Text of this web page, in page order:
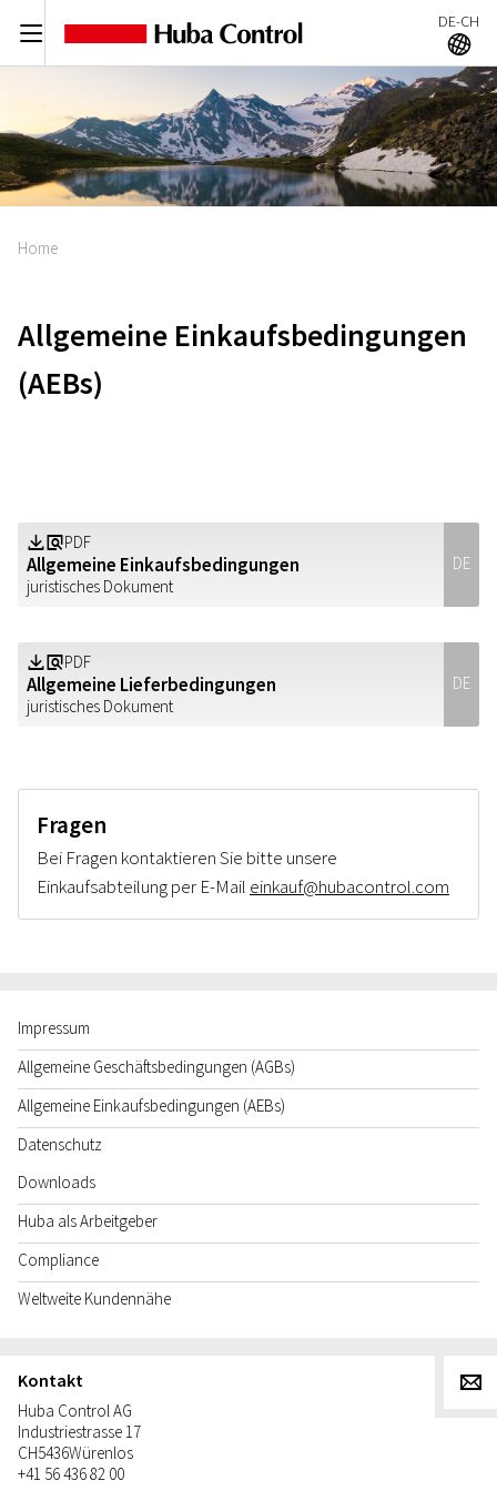
C DE-CH
A
Home
Allgemeine Einkaufsbedingungen
(AEBs)
DE
Allgemeine Einkaufsbedingungen
juristisches Dokument
Z aPDF
DE
Allgemeine Lieferbedingungen
juristisches Dokument
Z aPDF
Fragen
Bei Fragen kontaktieren Sie bitte unsere
Einkaufsabteilung per E-Mail einkauf@hubacontrol.com
Impressum
Allgemeine Geschäftsbedingungen (AGBs)
Allgemeine Einkaufsbedingungen (AEBs)
Datenschutz
Downloads
Huba als Arbeitgeber
Compliance
Weltweite Kundennähe
Kontakt
Huba Control AG
Industriestrasse 17
CH5436Würenlos
+41 56 436 82 00
g